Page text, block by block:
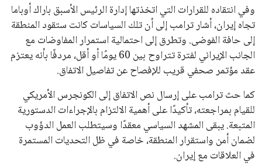
وفي انتقاده للقرارات التي اتخذتها إدارة الرئيس الأسبق باراك أوباما
تجاه إيران، أشار ترامب إلى أن تلك السياسات كانت ستقود المنطقة
إلى حافة الفوضى. وتطرق إلى احتمالية استمرار المفاوضات مع
الجانب الإيراني لفترة تتراوح بين 60 يومًا أو أقل، مردفًا بأنه يعتزم
عقد مؤتمر صحفي قريب للإفصاح عن تفاصيل الاتفاق.
كما حث ترامب على إرسال نص الاتفاق إلى الكونجرس الأمريكي
للقيام بمراجعته، تأكيدًا على أهمية الالتزام بالإجراءات الدستورية
المتبعة. يبقى المشهد السياسي معقدًا وسيتطلب العمل الدؤوب
لضمان أمن واستقرار المنطقة، خاصة في ظل التحديات المستمرة
في العلاقات مع إيران.